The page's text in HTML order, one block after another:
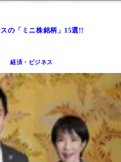
の「ミニ株銘柄」15選!!
経済・ビジネス